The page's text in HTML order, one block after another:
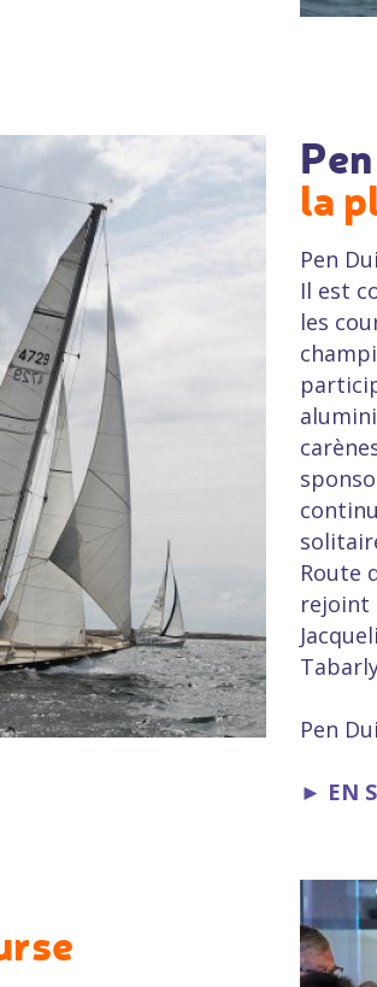
la
Pen
Il est
les
Route
rejoint
Pen
► EN